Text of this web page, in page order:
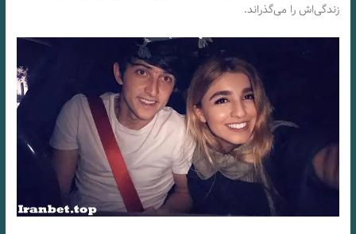
زندگی‌اش را می‌گذراند.